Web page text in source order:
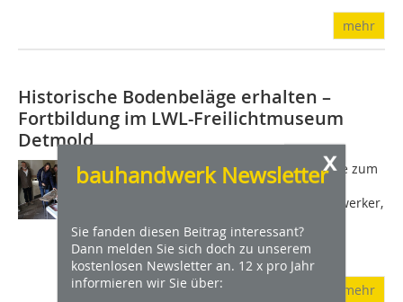
x
bauhandwerk Newsletter
Sie fanden diesen Beitrag interessant?
Dann melden Sie sich doch zu unserem
kostenlosen Newsletter an. 12 x pro Jahr
informieren wir Sie über:
mehr
Historische Bodenbeläge erhalten –
Fortbildung im LWL-Freilichtmuseum
Detmold
Die Veranstaltung bot Lösungsansätze zum
Erhalt historischer Bodenbeläge und
richtete sich an Restauratoren, Handwerker,
Denkmalbehörden. Referent Gereon
Lindlar...
mehr